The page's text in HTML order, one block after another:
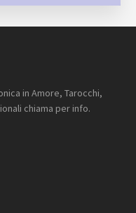
in Amore, Tarocchi,
chiama per info.